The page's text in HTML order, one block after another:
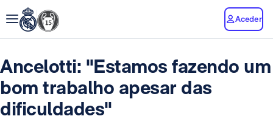
Aceder
Ancelotti: "Estamos fazendo um
bom trabalho apesar das
dificuldades"